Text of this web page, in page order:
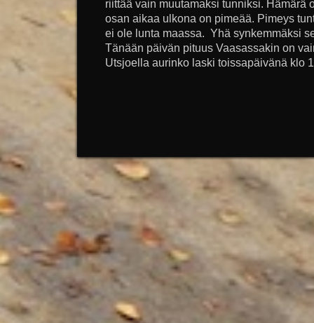
riittää vain muutamaksi tunniksi. Hämärä
osan aikaa ulkona on pimeää. Pimeys
ei ole lunta maassa. Yhä synkemmäksi
Tänään päivän pituus Vaasassakin on
Utsjoella aurinko laski toissapäivänä klo